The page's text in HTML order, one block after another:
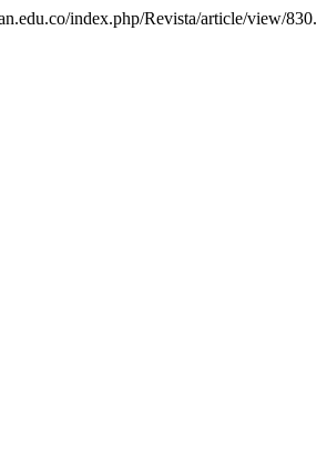
index.php/Revista/article/view/830.